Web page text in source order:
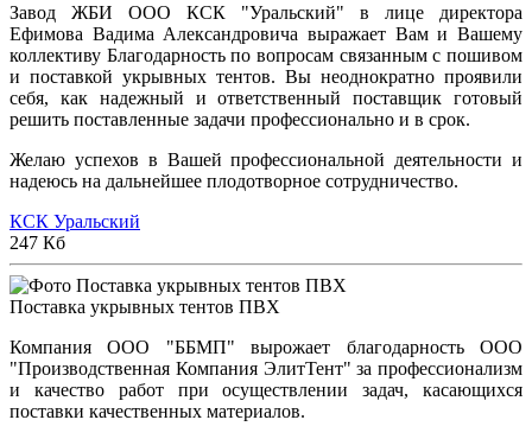
Завод ЖБИ ООО КСК "Уральский" в лице директора
Ефимова Вадима Александровича выражает Вам и Вашему
коллективу Благодарность по вопросам связанным с пошивом
и поставкой укрывных тентов. Вы неоднократно проявили
себя, как надежный и ответственный поставщик готовый
решить поставленные задачи профессионально и в срок.
Желаю успехов в Вашей профессиональной деятельности и
надеюсь на дальнейшее плодотворное сотрудничество.
КСК Уральский
247 Кб
Поставка укрывных тентов ПВХ
Компания ООО "ББМП" вырожает благодарность ООО
"Производственная Компания ЭлитТент" за профессионализм
и качество работ при осуществлении задач, касающихся
поставки качественных материалов.